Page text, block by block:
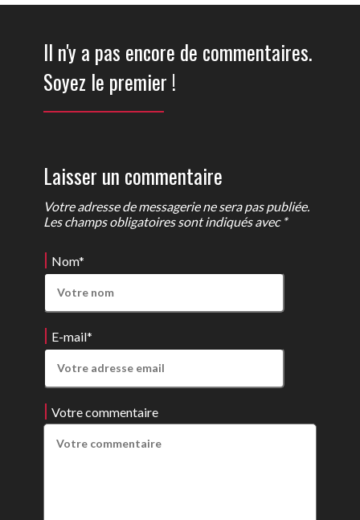
Il n'y a pas encore de commentaires.
Soyez le premier !
Laisser un commentaire
Votre adresse de messagerie ne sera pas publiée.
Les champs obligatoires sont indiqués avec *
Nom*
E-mail*
Votre commentaire